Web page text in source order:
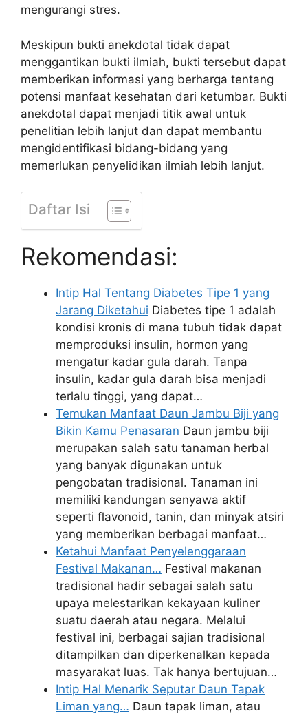
mengurangi stres.
Meskipun bukti anekdotal tidak dapat
menggantikan bukti ilmiah, bukti tersebut dapat
memberikan informasi yang berharga tentang
potensi manfaat kesehatan dari ketumbar. Bukti
anekdotal dapat menjadi titik awal untuk
penelitian lebih lanjut dan dapat membantu
mengidentifikasi bidang-bidang yang
memerlukan penyelidikan ilmiah lebih lanjut.
Daftar Isi
Rekomendasi:
Intip Hal Tentang Diabetes Tipe 1 yang
Jarang Diketahui Diabetes tipe 1 adalah
kondisi kronis di mana tubuh tidak dapat
memproduksi insulin, hormon yang
mengatur kadar gula darah. Tanpa
insulin, kadar gula darah bisa menjadi
terlalu tinggi, yang dapat…
Temukan Manfaat Daun Jambu Biji yang
Bikin Kamu Penasaran Daun jambu biji
merupakan salah satu tanaman herbal
yang banyak digunakan untuk
pengobatan tradisional. Tanaman ini
memiliki kandungan senyawa aktif
seperti flavonoid, tanin, dan minyak atsiri
yang memberikan berbagai manfaat…
Ketahui Manfaat Penyelenggaraan
Festival Makanan… Festival makanan
tradisional hadir sebagai salah satu
upaya melestarikan kekayaan kuliner
suatu daerah atau negara. Melalui
festival ini, berbagai sajian tradisional
ditampilkan dan diperkenalkan kepada
masyarakat luas. Tak hanya bertujuan…
Intip Hal Menarik Seputar Daun Tapak
Liman yang… Daun tapak liman, atau